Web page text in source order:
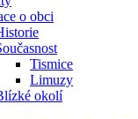
o obci
Tismice
Limuzy
okolí